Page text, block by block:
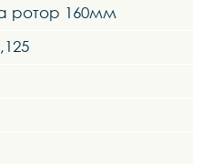
ротор 160мм